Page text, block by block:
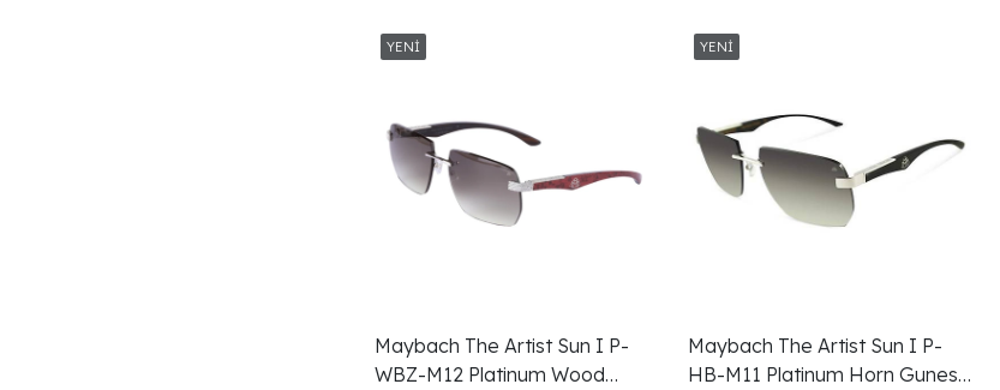
Maybach The Artist Sun I P-
WBZ-M12 Platinum Wood
Maybach The Artist Sun I P-
HB-M11 Platinum Horn Gunes